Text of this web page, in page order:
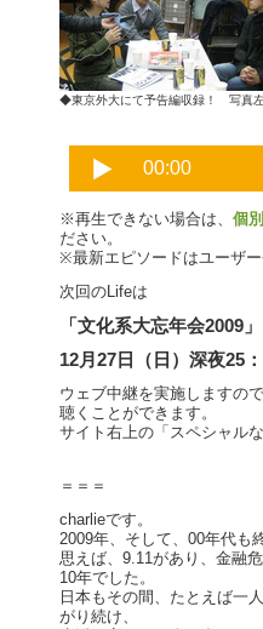
◆東京外大にて予告編収録！ 写真
※再生できない場合は、 個
ださい。
※最新エピソードはユーザ
次回のLifeは
「文化系大忘年会2009」
12月27日（日）深夜25
ウェブ中継を実施しますの
聴くことができます。
サイト右上の「スペシャル
＝＝＝
charlieです。
2009年、そして、00年代も
思えば、9.11があり、金融
10年でした。
日本もその間、たとえば一
がり続け、